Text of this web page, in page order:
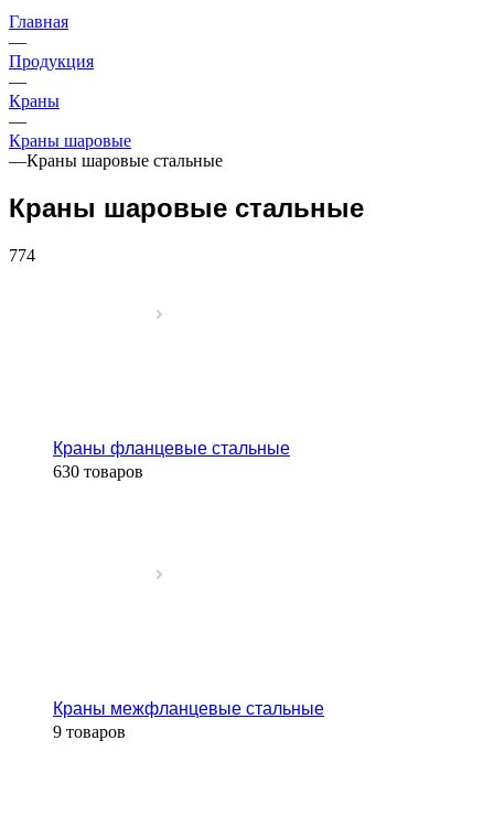
Главная
—
Продукция
—
Краны
—
Краны шаровые
—Краны шаровые стальные
Краны шаровые стальные
774
Краны фланцевые стальные
630 товаров
Краны межфланцевые стальные
9 товаров